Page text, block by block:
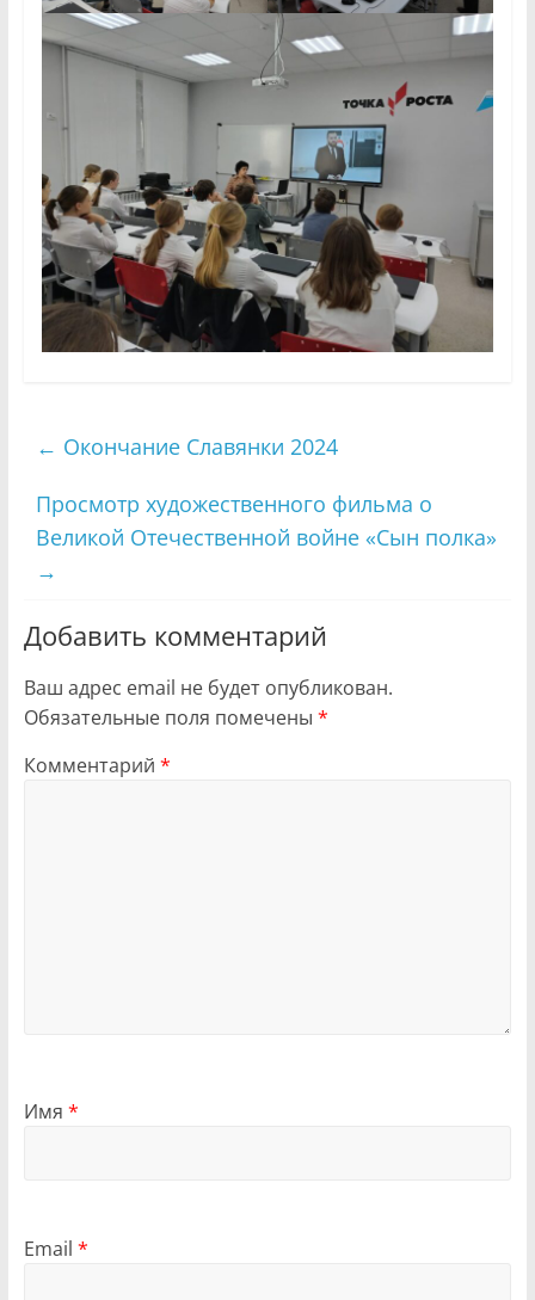
← Окончание Славянки 2024
Просмотр художественного фильма о
Великой Отечественной войне «Сын полка»
→
Добавить комментарий
Ваш адрес email не будет опубликован.
Обязательные поля помечены *
Комментарий *
Имя *
Email *